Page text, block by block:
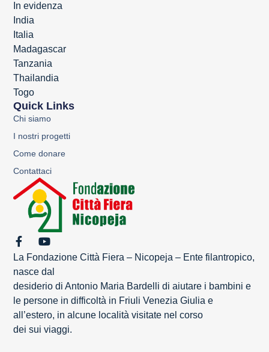
La Fondazione Città Fiera – Nicopeja – Ente filantropico,
nasce dal
desiderio di Antonio Maria Bardelli di aiutare i bambini e
le persone in difficoltà in Friuli Venezia Giulia e
all’estero, in alcune località visitate nel corso
dei sui viaggi.
In evidenza
India
Italia
Madagascar
Tanzania
Thailandia
Togo
Quick Links
Chi siamo
I nostri progetti
Come donare
Contattaci